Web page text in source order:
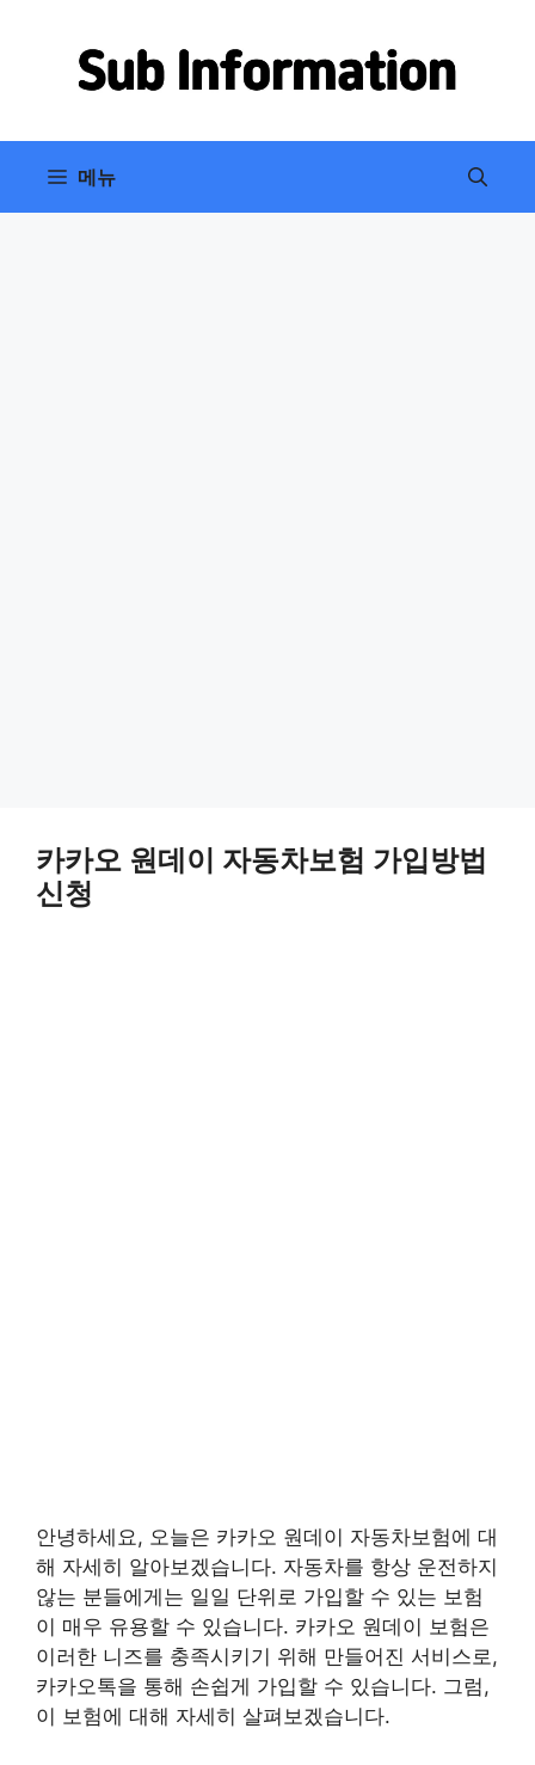
메뉴
카카오 원데이 자동차보험 가입방법
신청
안녕하세요, 오늘은 카카오 원데이 자동차보험에 대
해 자세히 알아보겠습니다. 자동차를 항상 운전하지
않는 분들에게는 일일 단위로 가입할 수 있는 보험
이 매우 유용할 수 있습니다. 카카오 원데이 보험은
이러한 니즈를 충족시키기 위해 만들어진 서비스로,
카카오톡을 통해 손쉽게 가입할 수 있습니다. 그럼,
이 보험에 대해 자세히 살펴보겠습니다.